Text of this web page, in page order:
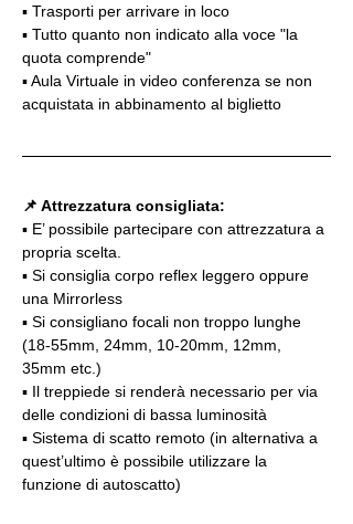
▪️ Trasporti per arrivare in loco
▪️ Tutto quanto non indicato alla voce "la
quota comprende"
▪️ Aula Virtuale in video conferenza se non
acquistata in abbinamento al biglietto
📌 Attrezzatura consigliata:
▪️ E’ possibile partecipare con attrezzatura a
propria scelta.
▪️ Si consiglia corpo reflex leggero oppure
una Mirrorless
▪️ Si consigliano focali non troppo lunghe
(18-55mm, 24mm, 10-20mm, 12mm,
35mm etc.)
▪️ Il treppiede si renderà necessario per via
delle condizioni di bassa luminosità
▪️ Sistema di scatto remoto (in alternativa a
quest’ultimo è possibile utilizzare la
funzione di autoscatto)